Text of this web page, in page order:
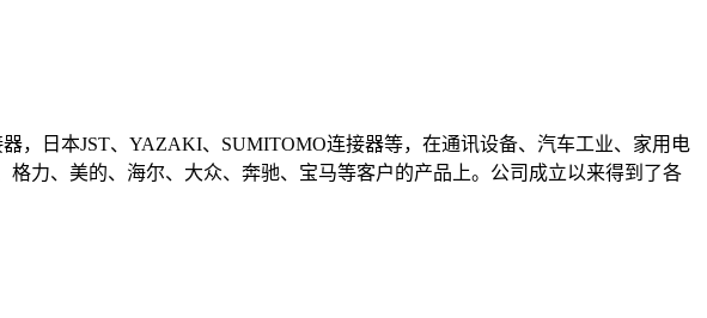
，日本JST、YAZAKI、SUMITOMO连接器等，在通讯设备、汽车工业、家用电
力、美的、海尔、大众、奔驰、宝马等客户的产品上。公司成立以来得到了各